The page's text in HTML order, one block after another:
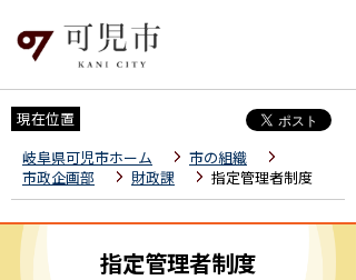
現在位置
岐阜県可児市ホーム
市の組織
市政企画部
財政課 指定管理者制度
指定管理者制度